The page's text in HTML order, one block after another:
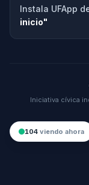
Instala UFApp
inicio"
Iniciativa cívica
104 viendo ahora